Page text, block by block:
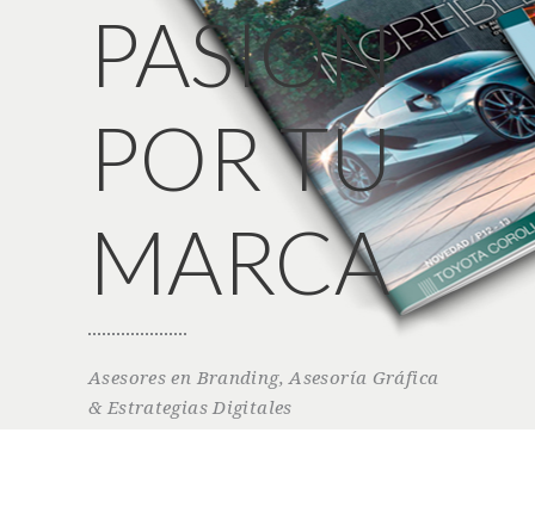
PASIÓN
POR TU
MARCA
Asesores en Branding, Asesoría Gráfica
& Estrategias Digitales